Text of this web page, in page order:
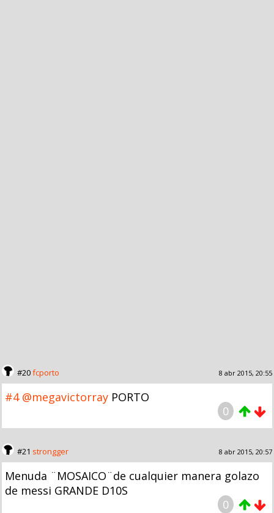
#20fcporto 8 abr 2015, 20:55
#4 @megavictorray PORTO
0
#21 strongger 8 abr 2015, 20:57
Menuda ¨MOSAICO¨de cualquier manera golazo
de messi GRANDE D10S
0